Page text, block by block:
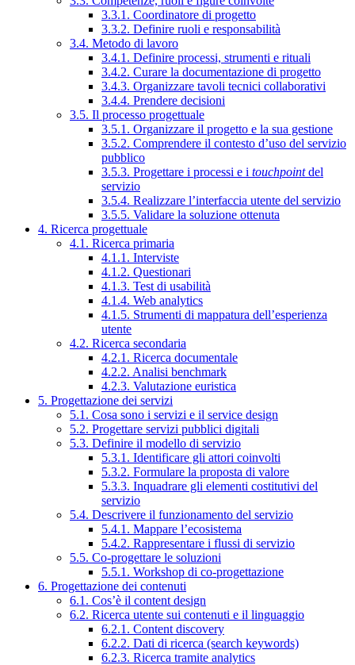
3.3.1. Coordinatore di progetto
3.3.2. Definire ruoli e responsabilità
3.4. Metodo di lavoro
3.4.1. Definire processi, strumenti e rituali
3.4.2. Curare la documentazione di progetto
3.4.3. Organizzare tavoli tecnici collaborativi
3.4.4. Prendere decisioni
3.5. Il processo progettuale
3.5.1. Organizzare il progetto e la sua gestione
3.5.2. Comprendere il contesto d’uso del servizio
pubblico
3.5.3. Progettare i processi e i touchpointdel
servizio
3.5.4. Realizzare l’interfaccia utente del servizio
3.5.5. Validare la soluzione ottenuta
4. Ricerca progettuale
4.1. Ricerca primaria
4.1.1. Interviste
4.1.2. Questionari
4.1.3. Test di usabilità
4.1.4. Web analytics
4.1.5. Strumenti di mappatura dell’esperienza
utente
4.2. Ricerca secondaria
4.2.1. Ricerca documentale
4.2.2. Analisi benchmark
4.2.3. Valutazione euristica
5. Progettazione dei servizi
5.1. Cosa sono i servizi e il service design
5.2. Progettare servizi pubblici digitali
5.3. Definire il modello di servizio
5.3.1. Identificare gli attori coinvolti
5.3.2. Formulare la proposta di valore
5.3.3. Inquadrare gli elementi costitutivi del
servizio
5.4. Descrivere il funzionamento del servizio
5.4.1. Mappare l’ecosistema
5.4.2. Rappresentare i flussi di servizio
5.5. Co-progettare le soluzioni
5.5.1. Workshop di co-progettazione
6. Progettazione dei contenuti
6.1. Cos’è il content design
6.2. Ricerca utente sui contenuti e il linguaggio
6.2.1. Content discovery
6.2.2. Dati di ricerca (search keywords)
6.2.3. Ricerca tramite analytics